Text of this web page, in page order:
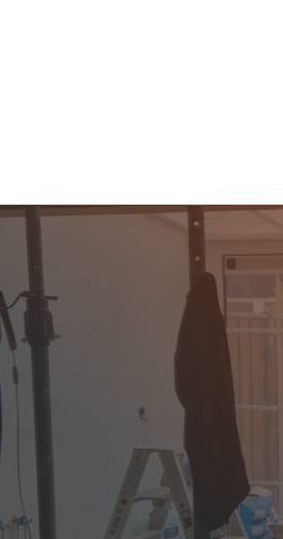
een ervaren en
Sloopwerken is uw
in deze sfeervolle